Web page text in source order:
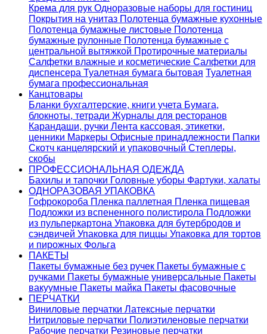
Крема для рук Одноразовые наборы для гостиниц
Покрытия на унитаз Полотенца бумажные кухонные
Полотенца бумажные листовые Полотенца
бумажные рулонные Полотенца бумажные с
центральной вытяжкой Протирочные материалы
Салфетки влажные и косметические Салфетки для
диспенсера Туалетная бумага бытовая Туалетная
бумага профессиональная
Канцтовары
Бланки бухгалтерские, книги учета Бумага,
блокноты, тетради Журналы для ресторанов
Карандаши, ручки Лента кассовая, этикетки,
ценники Маркеры Офисные принадлежности Папки
Скотч канцелярский и упаковочный Степлеры,
скобы
ПРОФЕССИОНАЛЬНАЯ ОДЕЖДА
Бахилы и тапочки Головные уборы Фартуки, халаты
ОДНОРАЗОВАЯ УПАКОВКА
Гофрокороба Пленка паллетная Пленка пищевая
Подложки из вспененного полистирола Подложки
из пульперкартона Упаковка для бутербродов и
сэндвичей Упаковка для пиццы Упаковка для тортов
и пирожных Фольга
ПАКЕТЫ
Пакеты бумажные без ручек Пакеты бумажные с
ручками Пакеты бумажные универсальные Пакеты
вакуумные Пакеты майка Пакеты фасовочные
ПЕРЧАТКИ
Виниловые перчатки Латексные перчатки
Нитриловые перчатки Полиэтиленовые перчатки
Рабочие перчатки Резиновые перчатки